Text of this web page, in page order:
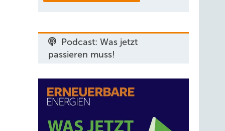
Podcast: Was jetzt
passieren muss!